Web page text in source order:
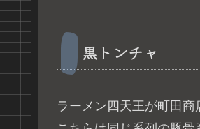
黒トンチャ
ラーメン四天王が町田商